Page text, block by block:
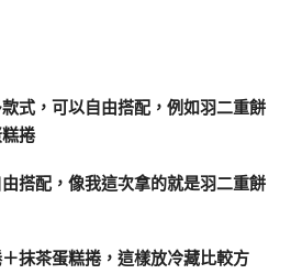
式，可以自由搭配，例如羽二重餅
捲
搭配，像我這次拿的就是羽二重餅
抹茶蛋糕捲，這樣放冷藏比較方